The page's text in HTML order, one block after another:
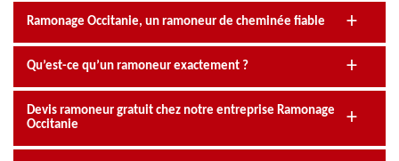
Ramonage Occitanie, un ramoneur de cheminée fiable
Qu’est-ce qu’un ramoneur exactement ?
Devis ramoneur gratuit chez notre entreprise Ramonage
Occitanie